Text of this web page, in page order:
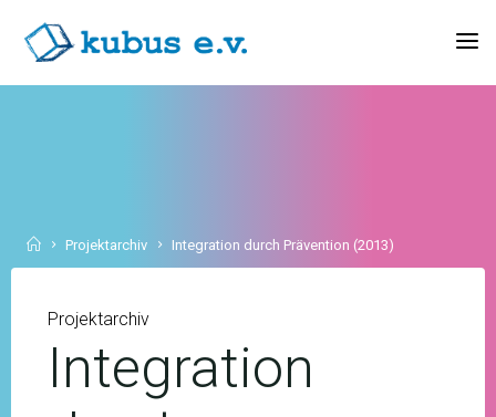
content
HomeProjektarchiv Integration durch Prävention (2013)
Projektarchiv
Integration